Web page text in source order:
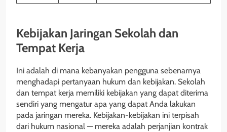
Kebijakan Jaringan Sekolah dan
Tempat Kerja
Ini adalah di mana kebanyakan pengguna sebenarnya
menghadapi pertanyaan hukum dan kebijakan. Sekolah
dan tempat kerja memiliki kebijakan yang dapat diterima
sendiri yang mengatur apa yang dapat Anda lakukan
pada jaringan mereka. Kebijakan-kebijakan ini terpisah
dari hukum nasional — mereka adalah perjanjian kontrak